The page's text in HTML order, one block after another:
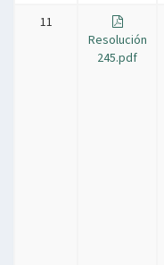
11
Resolución
245.pdf